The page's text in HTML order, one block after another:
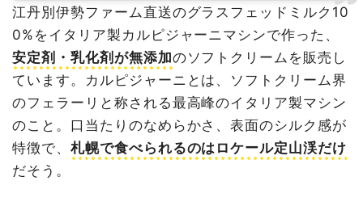
江丹別伊勢ファーム直送のグラスフェッドミルク10
0%をイタリア製カルピジャーニマシンで作った、
安定剤・乳化剤が無添加のソフトクリームを販売し
ています。カルピジャーニとは、ソフトクリーム界
のフェラーリと称される最高峰のイタリア製マシン
のこと。口当たりのなめらかさ、表面のシルク感が
特徴で、 札幌で食べられるのはロケール定山渓だけ
だそう。